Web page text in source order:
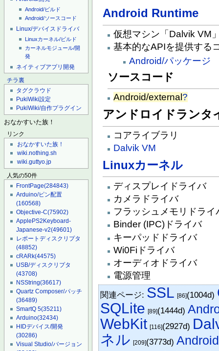
Android/ビルド
Android/ソースコード
Linux/デバイスドライバ
Linuxカーネル/ビルド
カーネルモジュール/開
発
ネイティブアプリ開発
チラ裏
タグクラウド
PukiWiki設定
PukiWiki/自作プラグイン
おなかすいた族！
リンク
おなかすいた族！
wiki.nothing.sh
wiki.guttyo.jp
人気の50件
FrontPage(284843)
Arduino/ピン配置
(160568)
Objective-C(75902)
ApplePS2Keyboard-
Japanese-v2(49601)
レポートディスクリプタ
(48852)
cRARk(44575)
USB/ディスクリプタ
(43708)
NSString(36617)
Quartz Composer/パッチ
(36489)
SmartQ 5(35211)
Arduino(32434)
HIDデバイス/開発
(30286)
Visual Studio/バージョン
Android Runtime
仮想マシン「Dalvik VM
基本的なAPIを提供する
Android/パッケージ
ソースコード
Android/external ?
アンドロイドランタ
コアライブラリ
Dalvik VM
Linuxカーネル
ディスプレイドライバ
カメラドライバ
フラッシュメモリドライ
Binder (IPC)ドライバ
キーパッドドライバ
Wi0Fiドライバ
オーディオドライバ
電源管理
関連ページ: SSL [86](1004d)
SQLite [89](1444d)
WebKit [116](2927d)
ネル [209](3773d)